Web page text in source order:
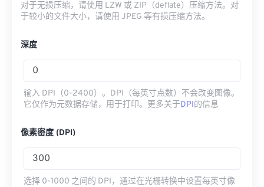
对于无损压缩，请使用 LZW 或 ZIP（deflate）压缩方法。对
于较小的文件大小，请使用 JPEG 等有损压缩方法。
深度
输入 DPI（0-2400）。DPI（每英寸点数）不会改变图像。
它仅作为元数据存储，用于打印。更多关于DPI的信息
像素密度 (DPI)
选择 0-1000 之间的 DPI，通过在光栅转换中设置每英寸像